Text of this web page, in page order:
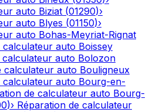
auto Biziat (01290)›
auto Blyes (01150)›
auto Bohas-Meyriat-Rignat
calculateur auto Boissey
calculateur auto Bolozon
calculateur auto Bouligneux
calculateur auto Bourg-en-
de calculateur auto Bourg-
)› Réparation de calculateur